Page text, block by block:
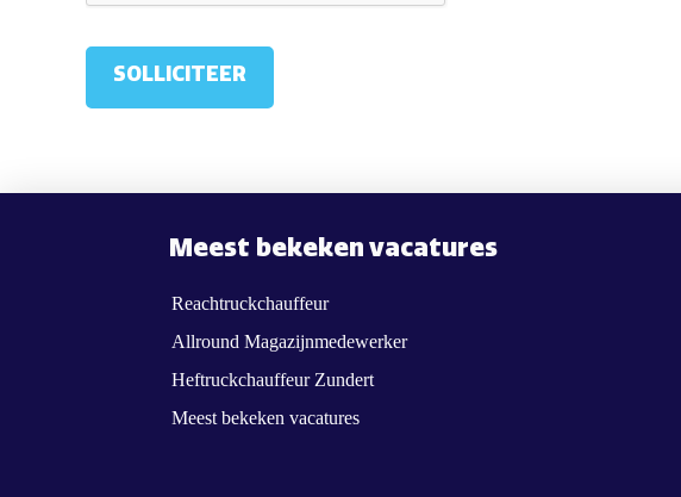
Meest bekeken vacatures
Reachtruckchauffeur
Allround Magazijnmedewerker
Heftruckchauffeur Zundert
Meest bekeken vacatures